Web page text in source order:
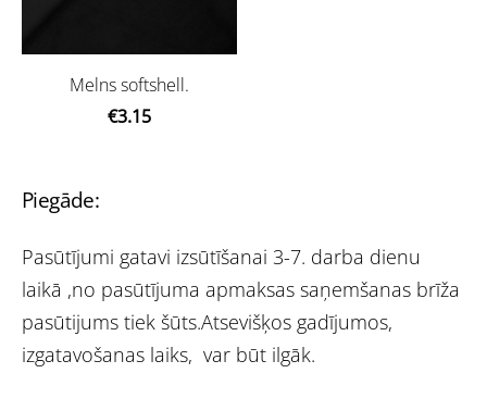
Piegāde:
Pasūtījumi gatavi izsūtīšanai 3-7. darba dienu
laikā ,no pasūtījuma apmaksas saņemšanas brīža
pasūtijums tiek šūts.Atsevišķos gadījumos,
izgatavošanas laiks, var būt ilgāk.
Melns softshell.
€3.15